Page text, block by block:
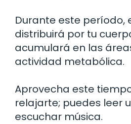
Durante este período,
distribuirá por tu
acumulará en las
actividad metabólica.
Aprovecha este
relajarte; puedes leer
escuchar música.